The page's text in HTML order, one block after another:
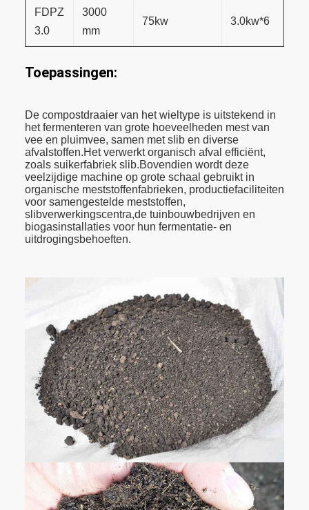
FDPZ
3.0
3000
mm
75kw 3.0kw*6
Toepassingen:
De compostdraaier van het wieltype is uitstekend in
het fermenteren van grote hoeveelheden mest van
vee en pluimvee, samen met slib en diverse
afvalstoffen.Het verwerkt organisch afval efficiënt,
zoals suikerfabriek slib.Bovendien wordt deze
veelzijdige machine op grote schaal gebruikt in
organische meststoffenfabrieken, productiefaciliteiten
voor samengestelde meststoffen,
slibverwerkingscentra,de tuinbouwbedrijven en
biogasinstallaties voor hun fermentatie- en
uitdrogingsbehoeften.